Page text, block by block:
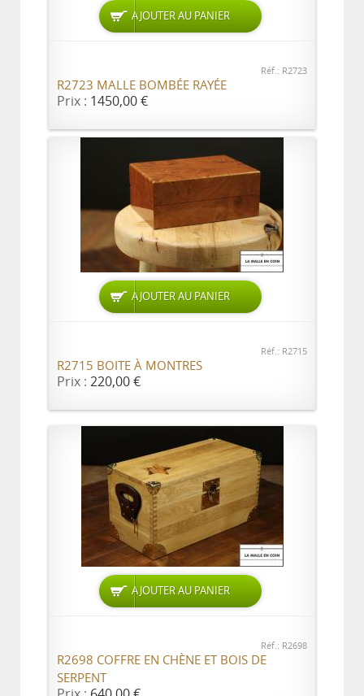
AJOUTER AU PANIER
Réf.: R2723
R2723 MALLE BOMBÉE RAYÉE
Prix : 1450,00 €
AJOUTER AU PANIER
Réf.: R2715
R2715 BOITE À MONTRES
Prix : 220,00 €
AJOUTER AU PANIER
Réf.: R2698
R2698 COFFRE EN CHÈNE ET BOIS DE
SERPENT